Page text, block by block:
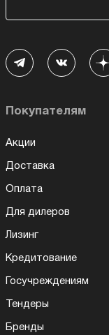
Покупателям
Акции
Доставка
Оплата
Для дилеров
Лизинг
Кредитование
Госучреждениям
Тендеры
Бренды